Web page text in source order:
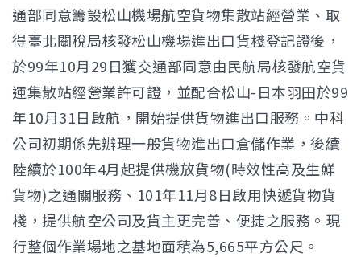
通部同意籌設松山機場航空貨物集散站經營業、取
得臺北關稅局核發松山機場進出口貨棧登記證後，
於99年10月29日獲交通部同意由民航局核發航空貨
運集散站經營業許可證，並配合松山-日本羽田於99
年10月31日啟航，開始提供貨物進出口服務。中科
公司初期係先辦理一般貨物進出口倉儲作業，後續
陸續於100年4月起提供機放貨物(時效性高及生鮮
貨物)之通關服務、101年11月8日啟用快遞貨物貨
棧，提供航空公司及貨主更完善、便捷之服務。現
行整個作業場地之基地面積為5,665平方公尺。